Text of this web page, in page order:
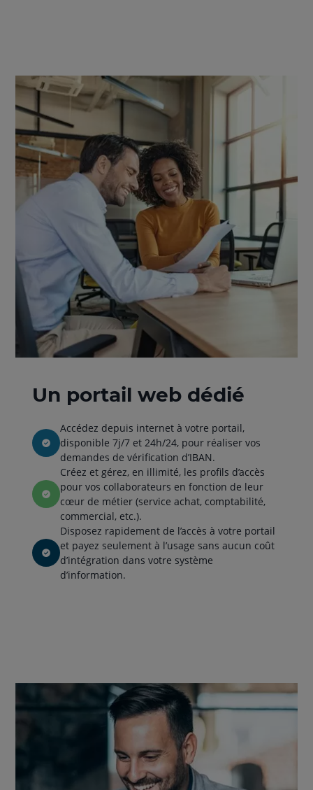
Un portail web dédié
Accédez depuis internet à votre portail,
disponible 7j/7 et 24h/24, pour réaliser vos
demandes de vérification d’IBAN.
Créez et gérez, en illimité, les profils d’accès
pour vos collaborateurs en fonction de leur
cœur de métier (service achat, comptabilité,
commercial, etc.).
Disposez rapidement de l’accès à votre portail
et payez seulement à l’usage sans aucun coût
d’intégration dans votre système
d’information.